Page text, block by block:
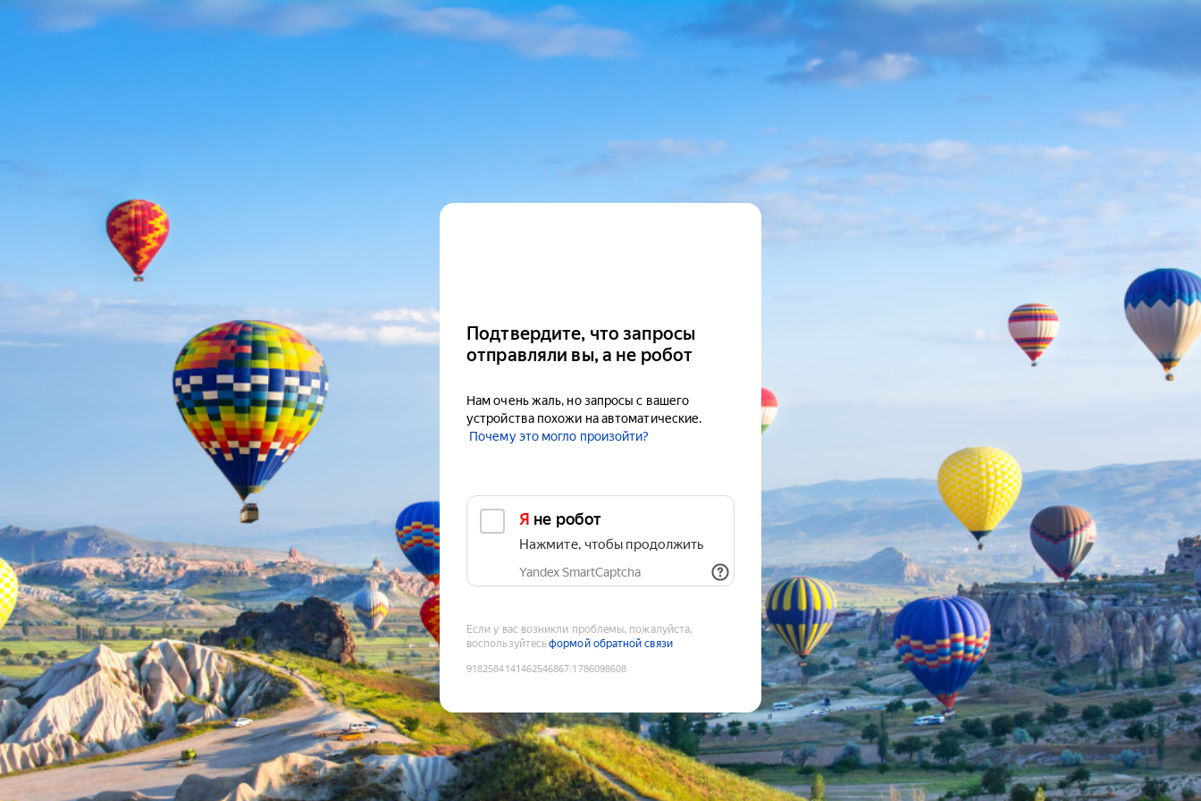
Подтвердите, что запросы
отправляли вы, а не робот
Нам очень жаль, но запросы с вашего
устройства похожи на автоматические.
Почему это могло произойти?
Я не робот
Нажмите, чтобы продолжить
Yandex SmartCaptcha
Если у вас возникли проблемы, пожалуйста,
воспользуйтесьформой обратной связи
9182584141462546867:1786098608